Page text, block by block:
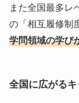
また全国最多レ
の「相互履修制
学問領域の学び
全国に広がる